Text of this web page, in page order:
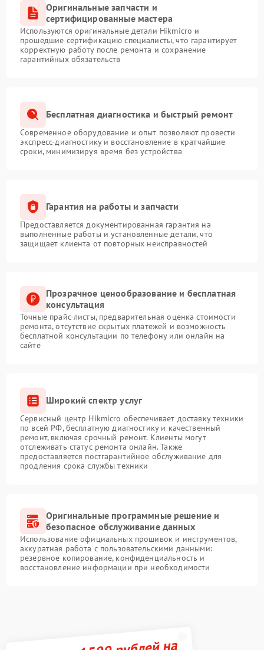
Оригинальные запчасти и
сертифицированные мастера
Используются оригинальные детали Hikmicro и
прошедшие сертификацию специалисты, что гарантирует
корректную работу после ремонта и сохранение
гарантийных обязательств
Бесплатная диагностика и быстрый ремонт
Современное оборудование и опыт позволяют провести
экспресс-диагностику и восстановление в кратчайшие
сроки, минимизируя время без устройства
Гарантия на работы и запчасти
Предоставляется документированная гарантия на
выполненные работы и установленные детали, что
защищает клиента от повторных неисправностей
Прозрачное ценообразование и бесплатная
консультация
Точные прайс-листы, предварительная оценка стоимости
ремонта, отсутствие скрытых платежей и возможность
бесплатной консультации по телефону или онлайн на
сайте
Широкий спектр услуг
Сервисный центр Hikmicro обеспечивает доставку техники
по всей РФ, бесплатную диагностику и качественный
ремонт, включая срочный ремонт. Клиенты могут
отслеживать статус ремонта онлайн. Также
предоставляется постгарантийное обслуживание для
продления срока службы техники
Оригинальные программные решение и
безопасное обслуживание данных
Использование официальных прошивок и инструментов,
аккуратная работа с пользовательскими данными:
резервное копирование, конфиденциальность и
восстановление информации при необходимости